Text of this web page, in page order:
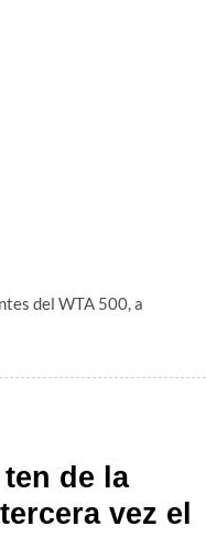
del WTA 500, a
de la
vez el